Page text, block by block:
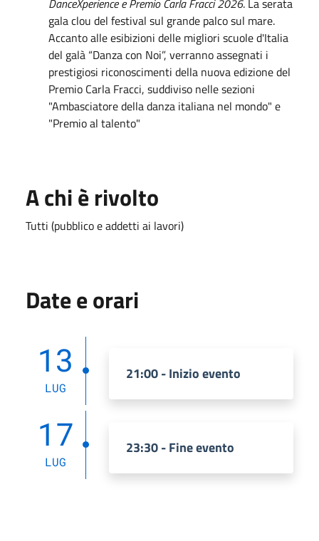
gala clou del festival sul grande palco sul mare.
Accanto alle esibizioni delle migliori scuole d'Italia
del galà “Danza con Noi”, verranno assegnati i
prestigiosi riconoscimenti della nuova edizione del
Premio Carla Fracci, suddiviso nelle sezioni
"Ambasciatore della danza italiana nel mondo" e
"Premio al talento"
A chi è rivolto
Tutti (pubblico e addetti ai lavori)
Date e orari
13
LUG
21:00 - Inizio evento
17
LUG
23:30 - Fine evento